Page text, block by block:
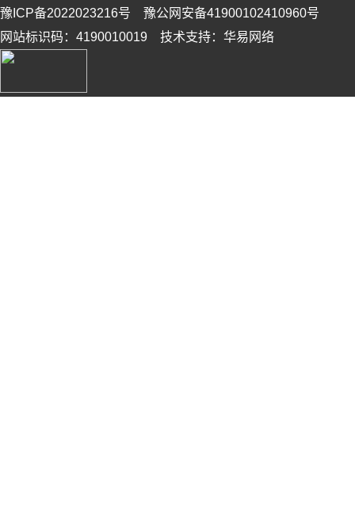
豫ICP备2022023216号 豫公网安备41900102410960号
网站标识码：4190010019 技术支持：华易网络